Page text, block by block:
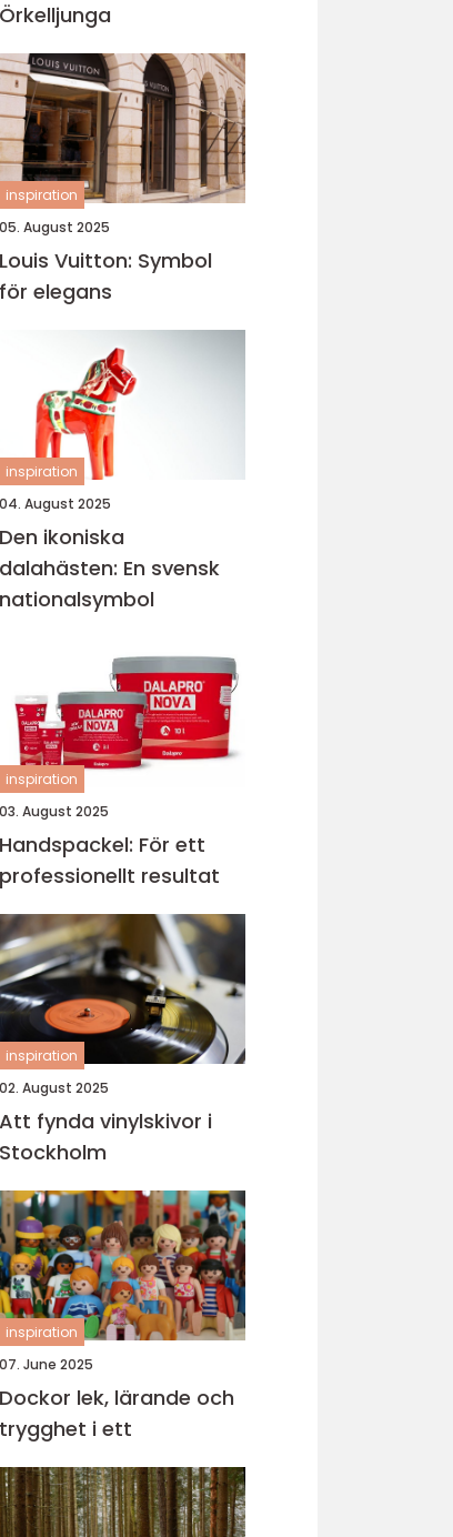
Örkelljunga
inspiration
05. August 2025
Louis Vuitton: Symbol
för elegans
inspiration
04. August 2025
Den ikoniska
dalahästen: En svensk
nationalsymbol
inspiration
03. August 2025
Handspackel: För ett
professionellt resultat
inspiration
02. August 2025
Att fynda vinylskivor i
Stockholm
inspiration
07. June 2025
Dockor lek, lärande och
trygghet i ett